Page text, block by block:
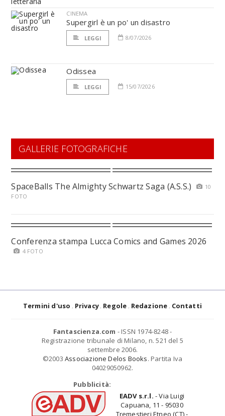
CINEMA
Supergirl è un po' un disastro
LEGGI 8/07/2026
Odissea
LEGGI 15/07/2026
GALLERIE FOTOGRAFICHE
SpaceBalls The Almighty Schwartz Saga (A.S.S.)
10
FOTO
Conferenza stampa Lucca Comics and Games 2026
4 FOTO
Termini d'uso Privacy Regole Redazione Contatti
Fantascienza.com - ISSN 1974-8248 -
Registrazione tribunale di Milano, n. 521 del 5
settembre 2006.
©2003 Associazione Delos Books. Partita Iva
04029050962.
Pubblicità:
EADV s.r.l. - Via Luigi
Capuana, 11 - 95030
Tremestieri Etneo (CT) -